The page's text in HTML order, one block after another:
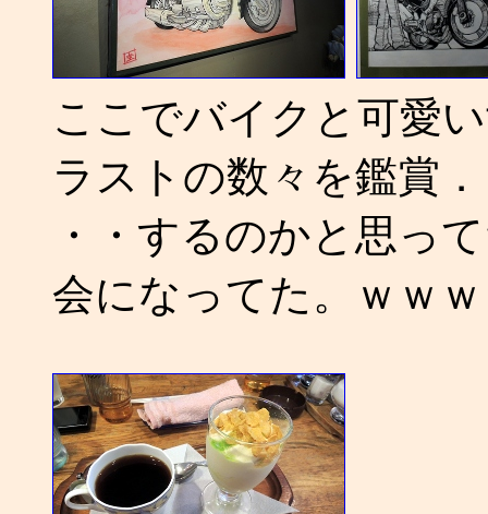
ここでバイクと可愛
ラストの数々を鑑賞
・・するのかと思っ
会になってた。ｗｗｗ